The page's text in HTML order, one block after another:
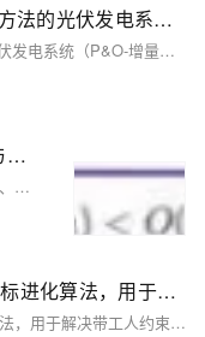
具有多种最大功率点跟踪（MPPT）方法的光伏发电系统（P&O-增量法-人工神经网络-模糊逻辑控制-粒子群优化）之使用粒子群算法的最大功率点追踪（MPPT）（Simulink仿真实现）
具有多种最大功率点跟踪（MPPT）方法的光伏发电系统（P&O-增量法-人工神经网络-模糊逻辑控制-粒子群优化）之使用粒子群算法的最大功率点追踪（MPPT）（Simulink仿真实现）
软考中级软件设计师专项-数据结构与算法上篇
软件设计师考试数据结构模块涵盖数组、链表、栈、队列、树、图等基础结构及其操作，重点考查二分查找、快排与归并排序、树/图的DFS/BFS遍历算法，要求掌握时间与空间复杂度分析，理解哈希、堆的应用场景，强调通过合理选择数据结构优化程序性能，解决存储管理与计算效率问题，为系统设计奠定核心逻辑基础。
结合多种启发式解码方法的混合多目标进化算法，用于解决带工人约束的混合流水车间调度问题（Matlab代码实现）
结合多种启发式解码方法的混合多目标进化算法，用于解决带工人约束的混合流水车间调度问题（Matlab代码实现）